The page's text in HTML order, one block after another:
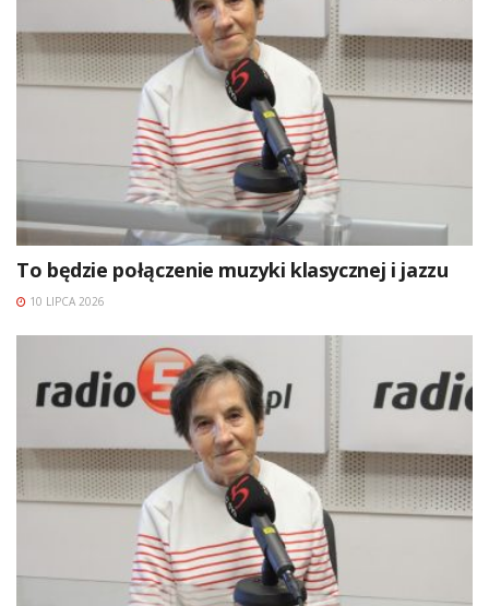
To będzie połączenie muzyki klasycznej i jazzu
10 LIPCA 2026